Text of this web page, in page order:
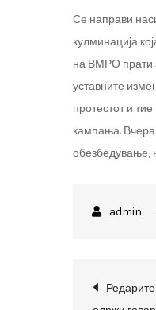
Се направи
кулминација
на ВМРО прати
уставните
протестот и
кампања. Вчера
обезбедување,
Post